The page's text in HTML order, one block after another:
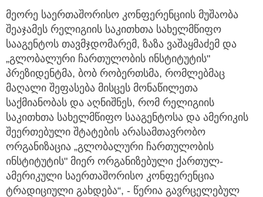
მეორე საერთაშორისო კონფერენციის მუშაობა
შეაჯამეს რელიგიის საკითხთა სახელმწიფო
სააგენტოს თავმჯდომარემ, ზაზა ვაშაყმაძემ და
„გლობალური ჩართულობის ინსტიტუტის"
პრეზიდენტმა, ბობ რობერთსმა, რომლებმაც
მაღალი შეფასება მისცეს მონაწილეთა
საქმიანობას და აღნიშნეს, რომ რელიგიის
საკითხთა სახელმწიფო სააგენტოსა და ამერიკის
შეერთებული შტატების არასამთავრობო
ორგანიზაცია „გლობალური ჩართულობის
ინსტიტუტის" მიერ ორგანიზებული ქართულ-
ამერიკული საერთაშორისო კონფერენცია
ტრადიციული გახდება“, - წერია გავრცელებულ